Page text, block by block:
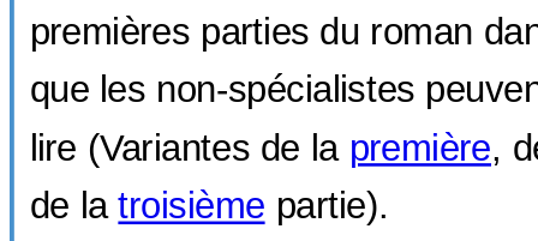
premières parties du roman
que les non-spécialistes
lire (Variantes de la première,
de latroisième partie).